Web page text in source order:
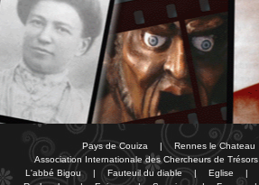
Pays de Couiza | Rennes le Chateau
Association Internationale des Chercheurs de Trésors
L'abbé Bigou
| Fauteuil du diable | Eglise |